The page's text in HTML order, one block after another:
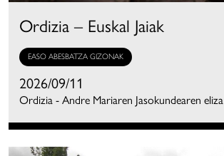
Ordizia – Euskal Jaiak
EASO ABESBATZA GIZONAK
2026/09/11
Ordizia - Andre Mariaren Jasokundearen eliza